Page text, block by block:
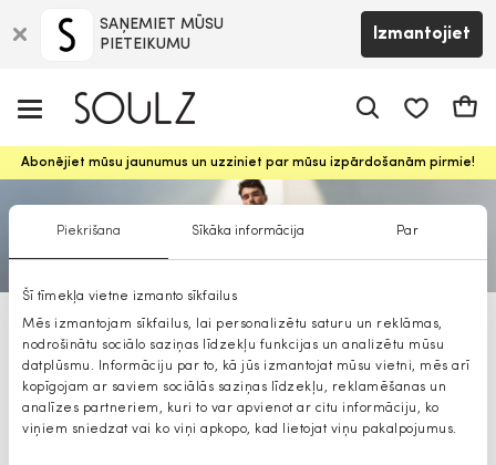
Piekrišana Sīkāka informācija Par
Šī tīmekļa vietne izmanto sīkfailus
Mēs izmantojam sīkfailus, lai personalizētu saturu un reklāmas,
nodrošinātu sociālo saziņas līdzekļu funkcijas un analizētu mūsu
datplūsmu. Informāciju par to, kā jūs izmantojat mūsu vietni, mēs arī
kopīgojam ar saviem sociālās saziņas līdzekļu, reklamēšanas un
analīzes partneriem, kuri to var apvienot ar citu informāciju, ko
viņiem sniedzat vai ko viņi apkopo, kad lietojat viņu pakalpojumus.
SAŅEMIET MŪSU
PIETEIKUMU
Izmantojiet
Abonējiet mūsu jaunumus un uzziniet par mūsu izpārdošanām pirmie!
BOSS sieviešu svārki